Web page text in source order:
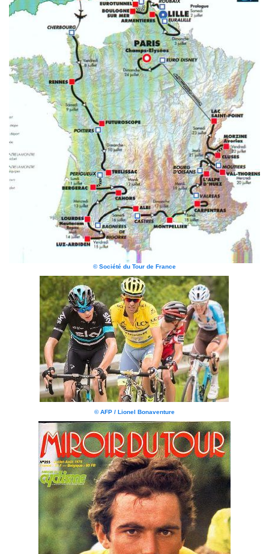
© Société du Tour de France
© AFP / Lionel Bonaventure